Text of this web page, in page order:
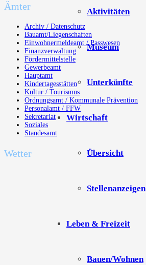
Aktivitäten
Museum
Unterkünfte
Wirtschaft
Übersicht
Stellenanzeigen
Leben & Freizeit
Bauen/Wohnen
Ämter
Archiv / Datenschutz
Bauamt/Liegenschaften
Einwohnermeldeamt / Passwesen
Finanzverwaltung
Fördermittelstelle
Gewerbeamt
Hauptamt
Kindertagesstätten
Kultur / Tourismus
Ordnungsamt / Kommunale Prävention
Personalamt / FFW
Sekretariat
Soziales
Standesamt
Wetter